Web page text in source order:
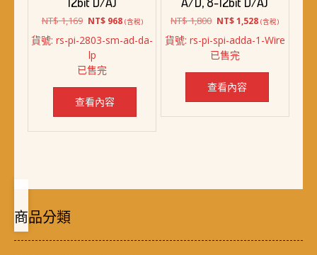
NT$1,169 原
價
格：
NT$ 1,169。
NT$968目
價
(含稅)
貨號: rs-pi-2803-sm-ad-da-
lp
已售完
查看內容
NT$1,800 原
價
格：
NT$ 1,800。
NT$1,528目
價
NT$ 1,528。
(含稅)
貨號: rs-pi-spi-adda-1-Wire
已售完
查看內容
商品分類